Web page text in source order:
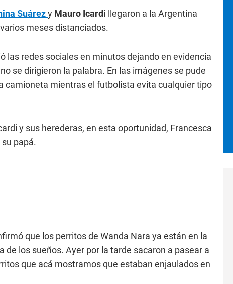
Suárezy Mauro Icardi llegaron a la Argentina
meses distanciados.
las redes sociales en minutos dejando en evidencia
se dirigieron la palabra. En las imágenes se pude
camioneta mientras el futbolista evita cualquier tipo
y sus herederas, en esta oportunidad, Francesca
papá.
que los perritos de Wanda Nara ya están en la
de los sueños. Ayer por la tarde sacaron a pasear a
que acá mostramos que estaban enjaulados en